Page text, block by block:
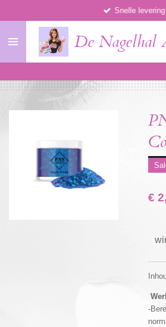
naar
hoofdinhoud
De Nagelhal
Snelle levering
€
-